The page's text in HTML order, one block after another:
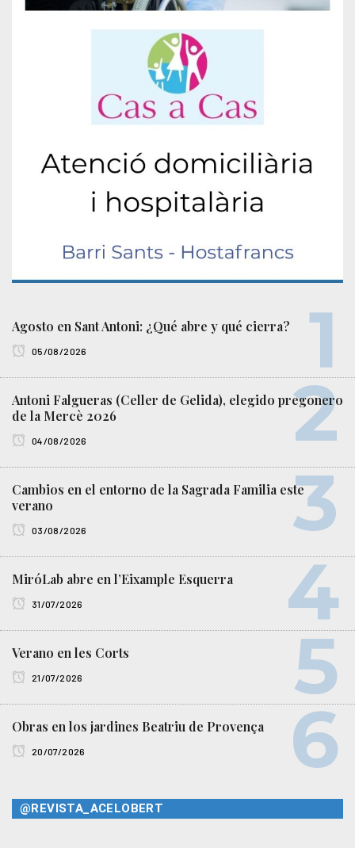
Agosto en Sant Antoni: ¿Qué abre y qué cierra?
05/08/2026
Antoni Falgueras (Celler de Gelida), elegido pregonero
de la Mercè 2026
04/08/2026
Cambios en el entorno de la Sagrada Familia este
verano
03/08/2026
MiróLab abre en l’Eixample Esquerra
31/07/2026
Verano en les Corts
21/07/2026
Obras en los jardines Beatriu de Provença
20/07/2026
@REVISTA_ACELOBERT